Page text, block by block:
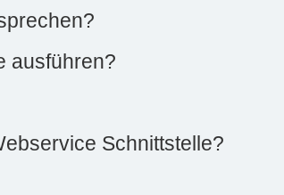
ausführen?
Schnittstelle?